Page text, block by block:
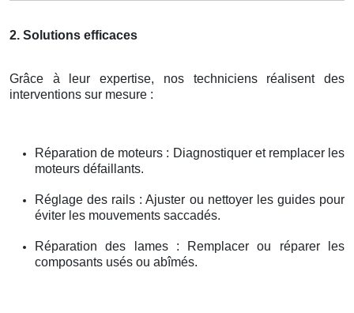
2. Solutions efficaces
Grâce à leur expertise, nos techniciens réalisent des
interventions sur mesure :
Réparation de moteurs : Diagnostiquer et remplacer les
moteurs défaillants.
Réglage des rails : Ajuster ou nettoyer les guides pour
éviter les mouvements saccadés.
Réparation des lames : Remplacer ou réparer les
composants usés ou abîmés.